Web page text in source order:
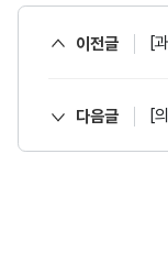
이전글
다음글 [